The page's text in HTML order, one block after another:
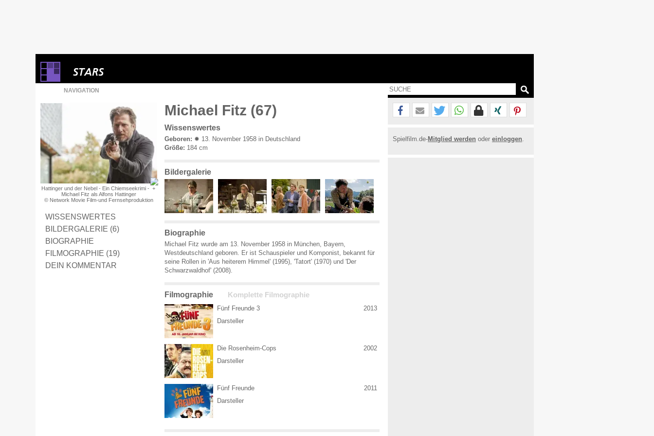
NAVIGATION
Hattinger und der Nebel - Ein Chiemseekrimi -
Michael Fitz als Alfons Hattinger
© Network Movie Film-und Fernsehproduktion
WISSENSWERTES
BILDERGALERIE (6)
BIOGRAPHIE
FILMOGRAPHIE (19)
DEIN KOMMENTAR
Michael Fitz (67)
Wissenswertes
Geboren: ✹ 13. November 1958 in Deutschland
Größe: 184 cm
Bildergalerie
Biographie
Michael Fitz wurde am 13. November 1958 in München, Bayern,
Westdeutschland geboren. Er ist Schauspieler und Komponist, bekannt für
seine Rollen in 'Aus heiterem Himmel' (1995), 'Tatort' (1970) und 'Der
Schwarzwaldhof' (2008).
Filmographie Komplette Filmographie
Fünf Freunde 3
Darsteller
2013
Die Rosenheim-Cops
Darsteller
2002
Fünf Freunde
Darsteller
2011
Spielfilm.de-Mitglied werden oder einloggen.